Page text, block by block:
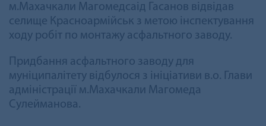
м.Махачкали Магомедсаід Гасанов відвідав
селище Красноармійськ з метою інспектування
ходу робіт по монтажу асфальтного заводу.
Придбання асфальтного заводу для
муніципалітету відбулося з ініціативи в.о. Глави
адміністрації м.Махачкали Магомеда
Сулейманова.